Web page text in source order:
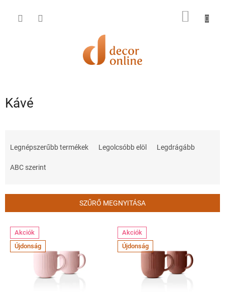
KOSÁR
Kávé
m
k
Legnépszerűbb termékek Legolcsóbb elöl Legdrágább
ABC szerint
SZŰRŐ MEGNYITÁSA
T Akciók
Újdonság
Akciók
Újdonság